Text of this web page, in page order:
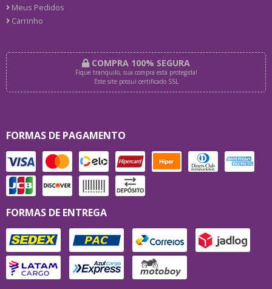
Meus Pedidos
Carrinho
COMPRA 100% SEGURA
Fique tranquilo, sua compra está protegida!
Este site possui certificado SSL
FORMAS DE PAGAMENTO
FORMAS DE ENTREGA